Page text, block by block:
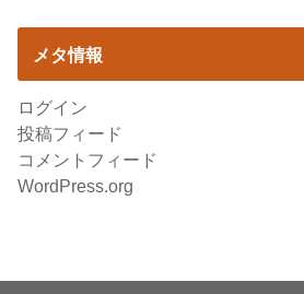
メタ情報
ログイン
投稿フィード
コメントフィード
WordPress.org